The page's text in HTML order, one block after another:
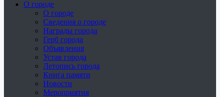
О городе
О городе
Сведения о городе
Награды города
Герб города
Объявления
Устав города
Летопись города
Книга памяти
Новости
Мероприятия